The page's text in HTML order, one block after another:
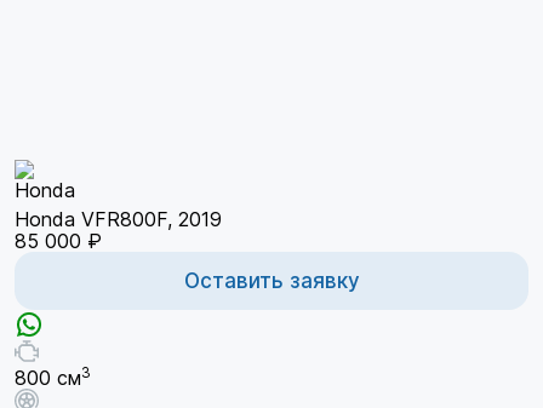
Honda VFR800F, 2019
85 000 ₽
Оставить заявку
800 см3